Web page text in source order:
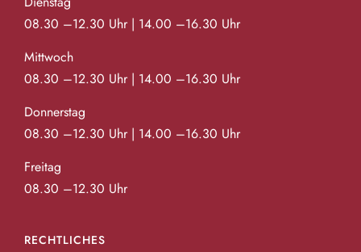
08.30 –12.30 Uhr | 14.00 –16.30 Uhr
Mittwoch
08.30 –12.30 Uhr | 14.00 –16.30 Uhr
Donnerstag
08.30 –12.30 Uhr | 14.00 –16.30 Uhr
Freitag
08.30 –12.30 Uhr
RECHTLICHES